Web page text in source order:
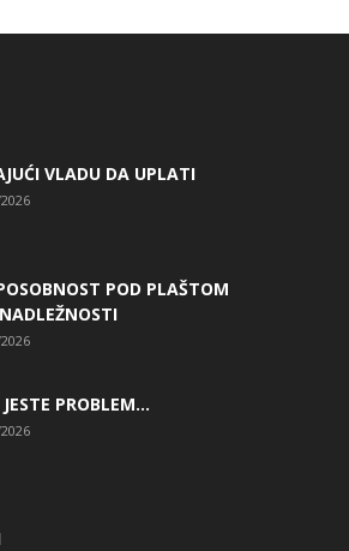
VLADU DA UPLATI
POD PLAŠTOM
JESTE PROBLEM…